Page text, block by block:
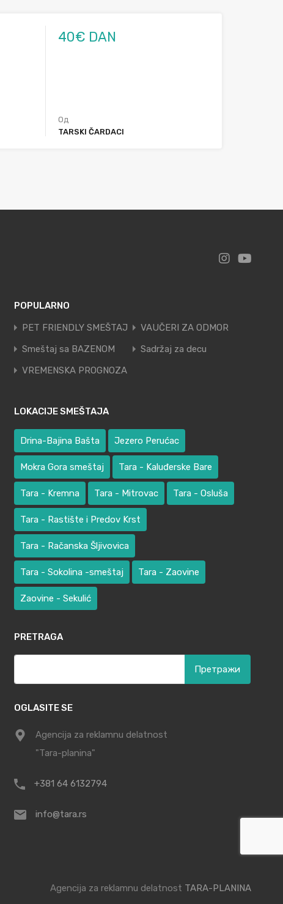
40€ DAN
Од
TARSKI ČARDACI
POPULARNO
PET FRIENDLY SMEŠTAJ
VAUČERI ZA ODMOR
Smeštaj sa BAZENOM
Sadržaj za decu
VREMENSKA PROGNOZA
LOKACIJE SMEŠTAJA
Drina-Bajina Bašta Jezero Perućac
Mokra Gora smeštaj Tara - Kaluđerske Bare
Tara - Kremna Tara - Mitrovac Tara - Osluša
Tara - Rastište i Predov Krst
Tara - Račanska Šljivovica
Tara - Sokolina -smeštaj Tara - Zaovine
Zaovine - Sekulić
PRETRAGA
за:
OGLASITE SE
Agencija za reklamnu delatnost
"Tara-planina"
+381 64 6132794
info@tara.rs
Agencija za reklamnu delatnost TARA-PLANINA